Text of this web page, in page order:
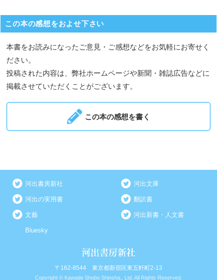
この本の感想をおよせ下さい
本書をお読みになったご意見・ご感想などをお気軽にお寄せく
ださい。
投稿された内容は、弊社ホームページや新聞・雑誌広告などに
掲載させていただくことがございます。
この本の感想を書く
河出書房新社 河出文庫
河出の実用書 翻訳書
文藝 河出新書・人文書
Bluesky
〒162-8544 東京都新宿区東五軒町2-13
Copyright © Kawade Shobo Shinsha., Ltd. All Rights Reserved.